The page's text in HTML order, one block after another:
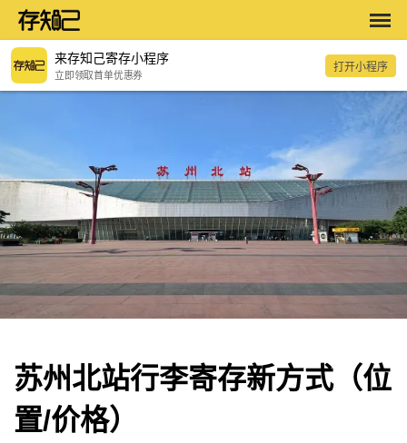
来存知己寄存小程序
立即领取首单优惠券
打开小程序
苏州北站行李寄存新方式（位
置/价格）